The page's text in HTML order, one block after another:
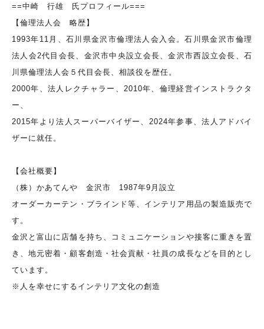
==中崎 行雄 氏プロフィール===
【倫理法人会 略歴】
1993年11月、石川県金沢市倫理法人会入会。石川県金沢市倫理
法人会2代目会長、金沢市中央設立会長、金沢市西設立会長、石
川県倫理法人会５代目会長、相談役を歴任。
2000年、法人レクチャラー、2010年、倫理経営インストラクタ
ー、
2015年より法人スーパーバイザー、2024年参事、法人アドバイ
ザーに就任。
【会社概要】
（株）かあてんや 金沢市 1987年9月設立
オーダーカーテン・ブラインド等、インテリア用品の製造販売で
す。
金沢と富山に店舗を持ち、コミュニケーションや接客に重きを置
き、地元密着・顧客創造・社会貢献・社員の成長などを目的とし
ています。
※人を幸せにするインテリア文化の創造